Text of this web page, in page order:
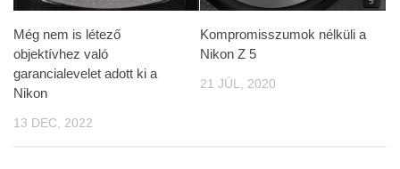
Még nem is létező
objektívhez való
garancialevelet adott ki a
Nikon
13 DEC, 2022
Kompromisszumok nélküli a
Nikon Z 5
21 JÚL, 2020